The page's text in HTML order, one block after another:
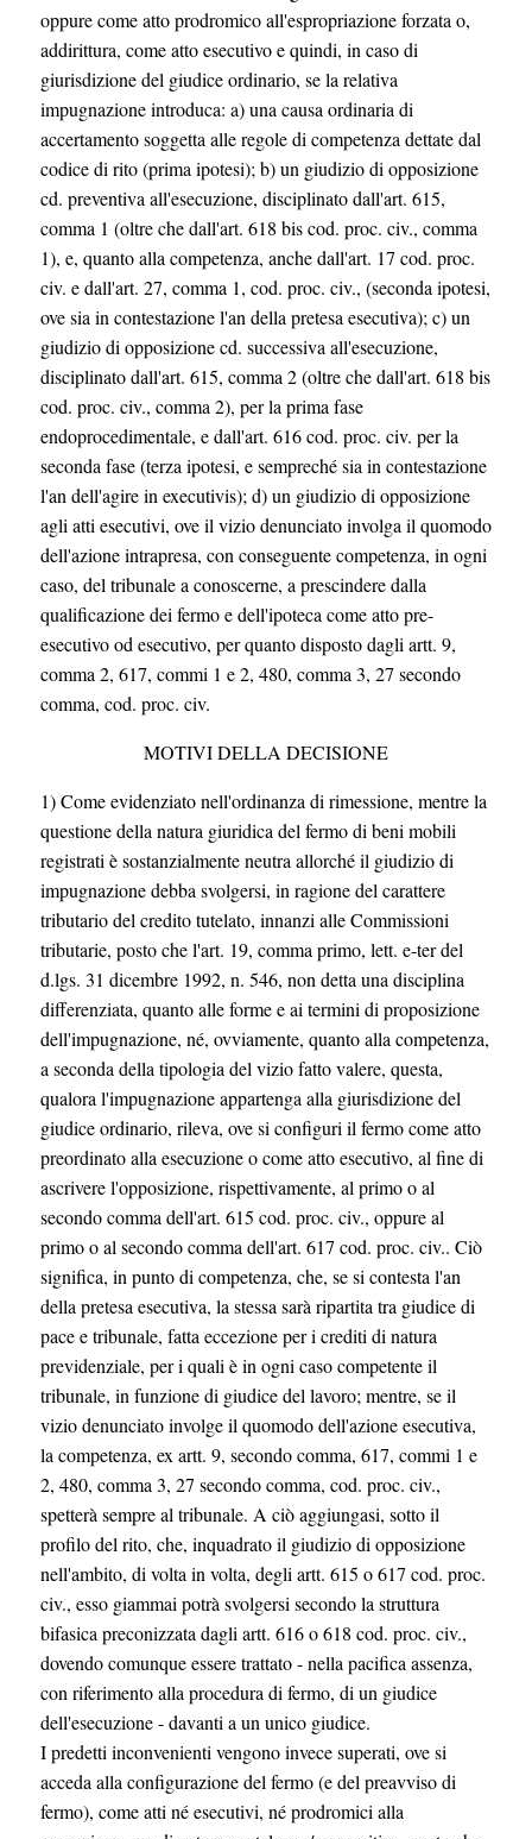
oppure come atto prodromico all'espropriazione forzata o,
addirittura, come atto esecutivo e quindi, in caso di
giurisdizione del giudice ordinario, se la relativa
impugnazione introduca: a) una causa ordinaria di
accertamento soggetta alle regole di competenza dettate dal
codice di rito (prima ipotesi); b) un giudizio di opposizione
cd. preventiva all'esecuzione, disciplinato dall'art. 615,
comma 1 (oltre che dall'art. 618 bis cod. proc. civ., comma
1), e, quanto alla competenza, anche dall'art. 17 cod. proc.
civ. e dall'art. 27, comma 1, cod. proc. civ., (seconda ipotesi,
ove sia in contestazione l'an della pretesa esecutiva); c) un
giudizio di opposizione cd. successiva all'esecuzione,
disciplinato dall'art. 615, comma 2 (oltre che dall'art. 618 bis
cod. proc. civ., comma 2), per la prima fase
endoprocedimentale, e dall'art. 616 cod. proc. civ. per la
seconda fase (terza ipotesi, e sempreché sia in contestazione
l'an dell'agire in executivis); d) un giudizio di opposizione
agli atti esecutivi, ove il vizio denunciato involga il quomodo
dell'azione intrapresa, con conseguente competenza, in ogni
caso, del tribunale a conoscerne, a prescindere dalla
qualificazione dei fermo e dell'ipoteca come atto pre-
esecutivo od esecutivo, per quanto disposto dagli artt. 9,
comma 2, 617, commi 1 e 2, 480, comma 3, 27 secondo
comma, cod. proc. civ.
MOTIVI DELLA DECISIONE
1) Come evidenziato nell'ordinanza di rimessione, mentre la
questione della natura giuridica del fermo di beni mobili
registrati è sostanzialmente neutra allorché il giudizio di
impugnazione debba svolgersi, in ragione del carattere
tributario del credito tutelato, innanzi alle Commissioni
tributarie, posto che l'art. 19, comma primo, lett. e-ter del
d.lgs. 31 dicembre 1992, n. 546, non detta una disciplina
differenziata, quanto alle forme e ai termini di proposizione
dell'impugnazione, né, ovviamente, quanto alla competenza,
a seconda della tipologia del vizio fatto valere, questa,
qualora l'impugnazione appartenga alla giurisdizione del
giudice ordinario, rileva, ove si configuri il fermo come atto
preordinato alla esecuzione o come atto esecutivo, al fine di
ascrivere l'opposizione, rispettivamente, al primo o al
secondo comma dell'art. 615 cod. proc. civ., oppure al
primo o al secondo comma dell'art. 617 cod. proc. civ.. Ciò
significa, in punto di competenza, che, se si contesta l'an
della pretesa esecutiva, la stessa sarà ripartita tra giudice di
pace e tribunale, fatta eccezione per i crediti di natura
previdenziale, per i quali è in ogni caso competente il
tribunale, in funzione di giudice del lavoro; mentre, se il
vizio denunciato involge il quomodo dell'azione esecutiva,
la competenza, ex artt. 9, secondo comma, 617, commi 1 e
2, 480, comma 3, 27 secondo comma, cod. proc. civ.,
spetterà sempre al tribunale. A ciò aggiungasi, sotto il
profilo del rito, che, inquadrato il giudizio di opposizione
nell'ambito, di volta in volta, degli artt. 615 o 617 cod. proc.
civ., esso giammai potrà svolgersi secondo la struttura
bifasica preconizzata dagli artt. 616 o 618 cod. proc. civ.,
dovendo comunque essere trattato - nella pacifica assenza,
con riferimento alla procedura di fermo, di un giudice
dell'esecuzione - davanti a un unico giudice.
I predetti inconvenienti vengono invece superati, ove si
acceda alla configurazione del fermo (e del preavviso di
fermo), come atti né esecutivi, né prodromici alla